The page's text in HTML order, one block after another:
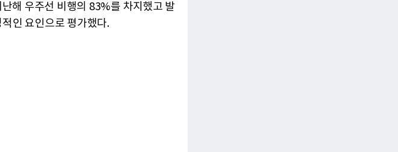
해 우주선 비행의 83%를 차지했고 발
인 요인으로 평가했다.